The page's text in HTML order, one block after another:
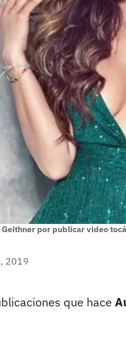
por publicar video
2019
que hace